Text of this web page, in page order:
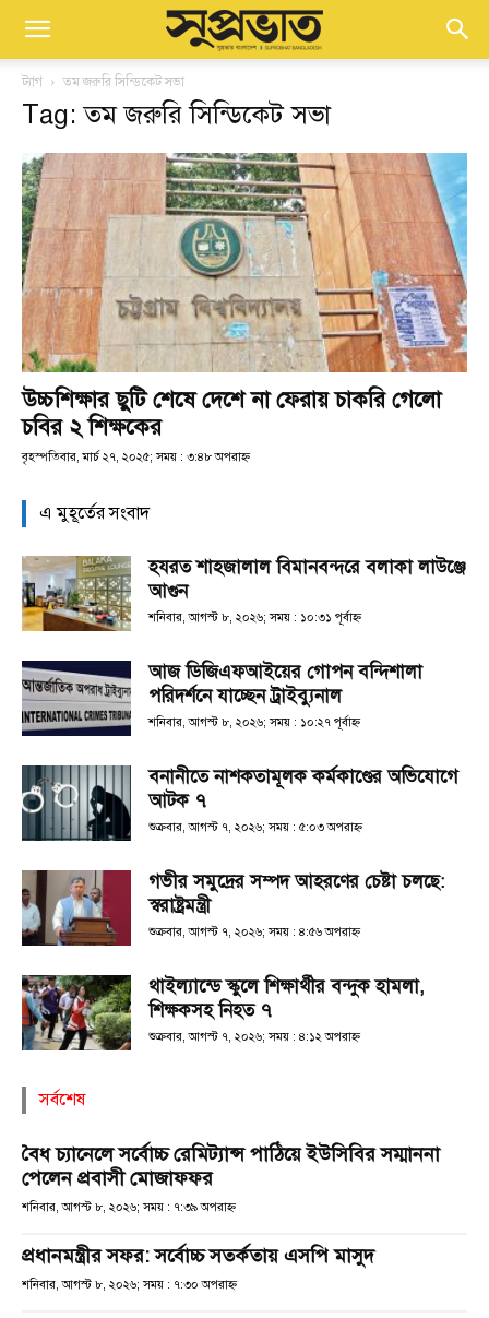
ট্যাগ তম জরুরি সিন্ডিকেট সভা
Tag: তম জরুরি সিন্ডিকেট সভা
উচ্চশিক্ষার ছুটি শেষে দেশে না ফেরায় চাকরি গেলো
চবির ২ শিক্ষকের
বৃহস্পতিবার, মার্চ ২৭, ২০২৫; সময় : ৩:৪৮ অপরাহ্ণ
এ মুহূর্তের সংবাদ
হযরত শাহজালাল বিমানবন্দরে বলাকা লাউঞ্জে
আগুন
শনিবার, আগস্ট ৮, ২০২৬; সময় : ১০:৩১ পূর্বাহ্ণ
আজ ডিজিএফআইয়ের গোপন বন্দিশালা
পরিদর্শনে যাচ্ছেন ট্রাইব্যুনাল
শনিবার, আগস্ট ৮, ২০২৬; সময় : ১০:২৭ পূর্বাহ্ণ
বনানীতে নাশকতামূলক কর্মকাণ্ডের অভিযোগে
আটক ৭
শুক্রবার, আগস্ট ৭, ২০২৬; সময় : ৫:০৩ অপরাহ্ণ
গভীর সমুদ্রের সম্পদ আহরণের চেষ্টা চলছে:
স্বরাষ্ট্রমন্ত্রী
শুক্রবার, আগস্ট ৭, ২০২৬; সময় : ৪:৫৬ অপরাহ্ণ
থাইল্যান্ডে স্কুলে শিক্ষার্থীর বন্দুক হামলা,
শিক্ষকসহ নিহত ৭
শুক্রবার, আগস্ট ৭, ২০২৬; সময় : ৪:১২ অপরাহ্ণ
সর্বশেষ
বৈধ চ্যানেলে সর্বোচ্চ রেমিট্যান্স পাঠিয়ে ইউসিবির সম্মাননা
পেলেন প্রবাসী মোজাফফর
শনিবার, আগস্ট ৮, ২০২৬; সময় : ৭:৩৯ অপরাহ্ণ
প্রধানমন্ত্রীর সফর: সর্বোচ্চ সতর্কতায় এসপি মাসুদ
শনিবার, আগস্ট ৮, ২০২৬; সময় : ৭:৩০ অপরাহ্ণ